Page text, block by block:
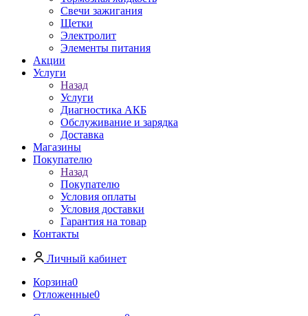
Свечи зажигания
Щетки
Электролит
Элементы питания
Акции
Услуги
Назад
Услуги
Диагностика АКБ
Обслуживание и зарядка
Доставка
Магазины
Покупателю
Назад
Покупателю
Условия оплаты
Условия доставки
Гарантия на товар
Контакты
Личный кабинет
Корзина0
Отложенные0